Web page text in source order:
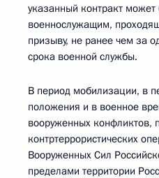
указанный контракт
военнослужащим,
призыву, не ранее чем за
срока военной службы.
В период мобилизации, в
положения и в военное
вооруженных конфликтов,
контртеррористических
Вооруженных Сил
пределами территории